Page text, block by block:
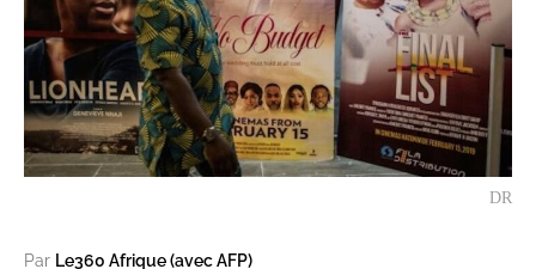
DR
Par Le360 Afrique (avec AFP)